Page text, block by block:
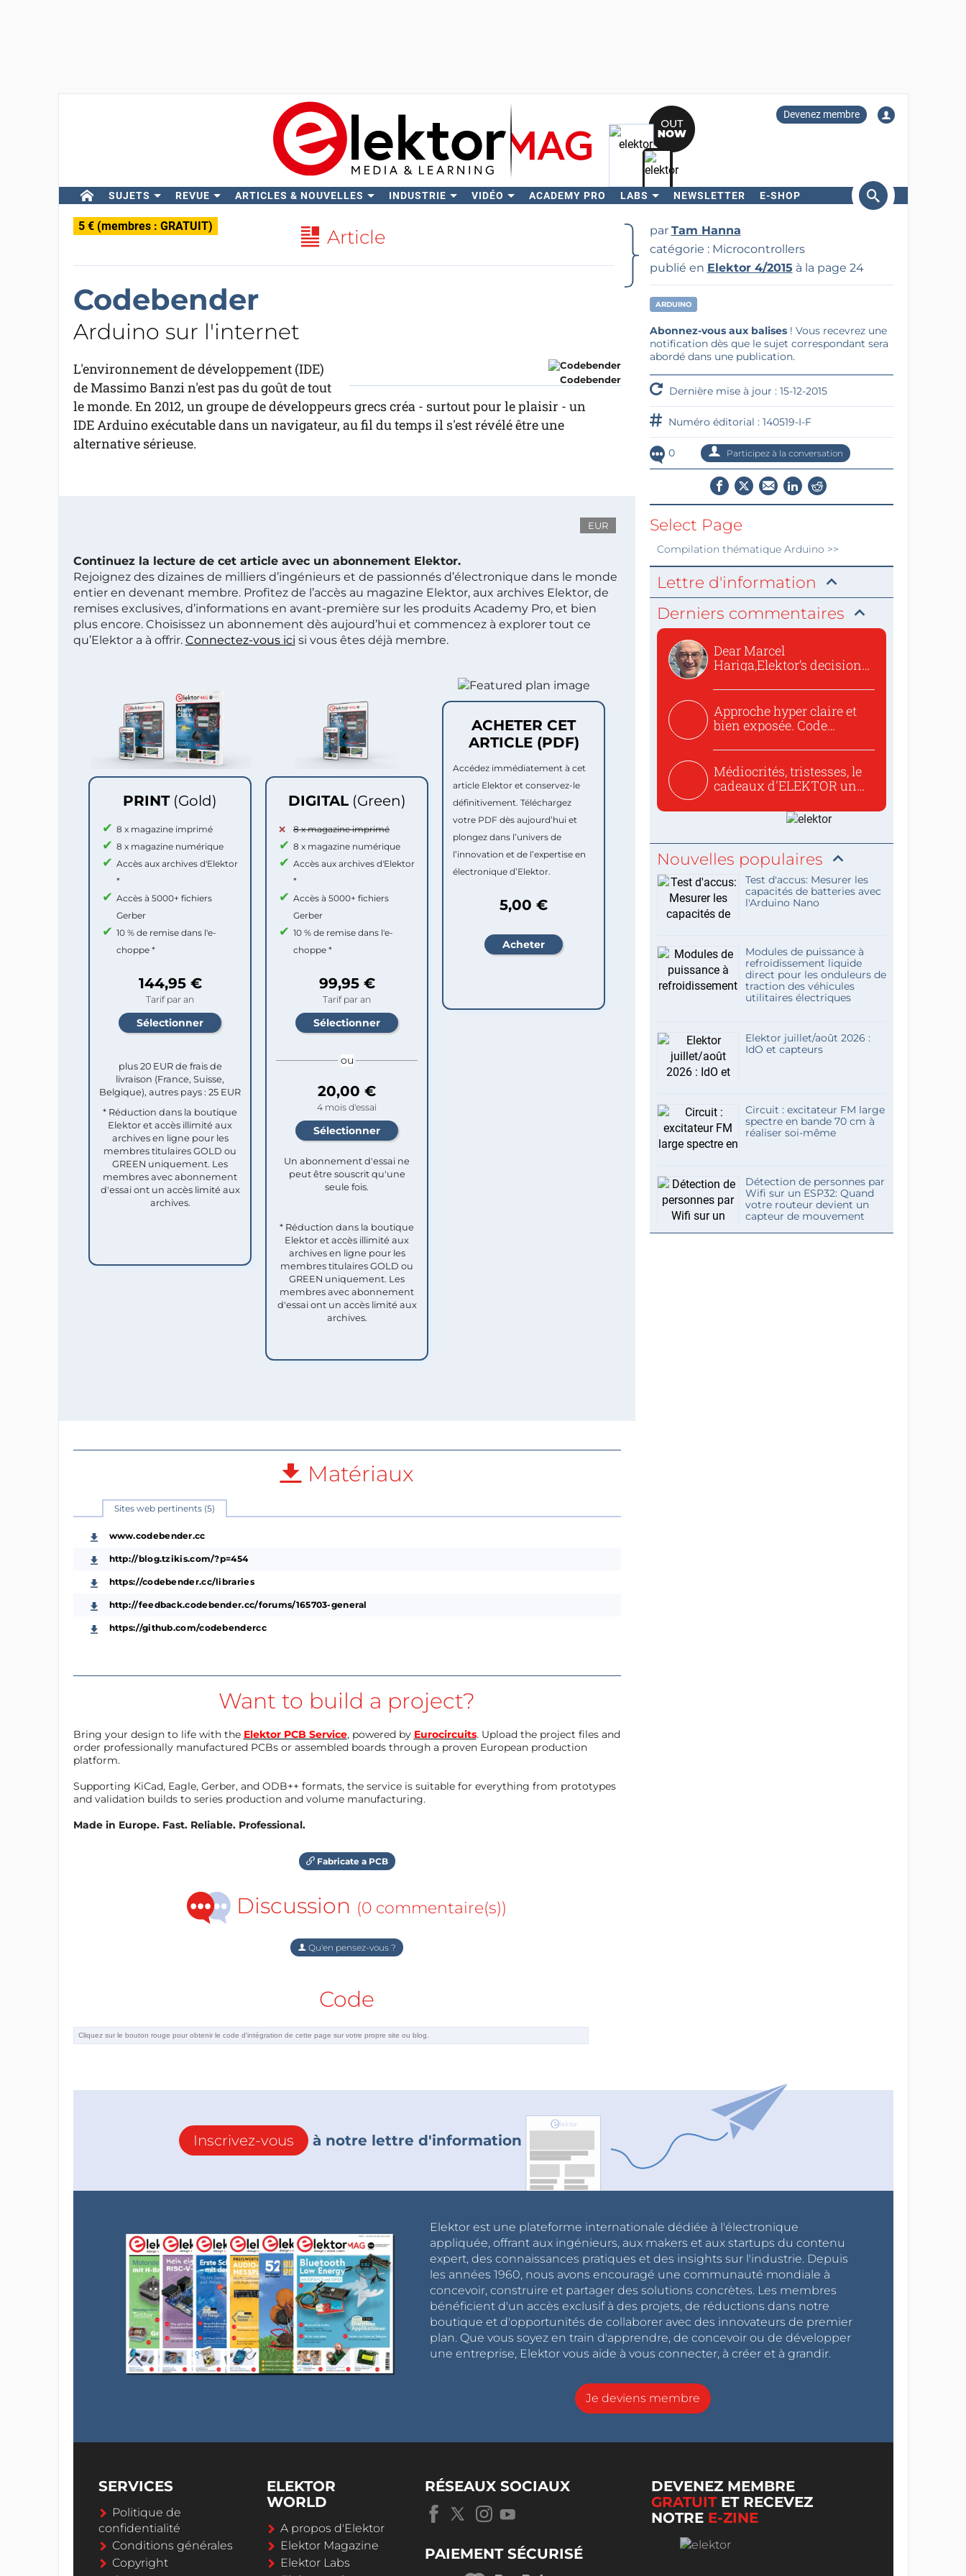
Devenez membre
SUJETS REVUE ARTICLES & NOUVELLES INDUSTRIE VIDÉO ACADEMY PRO LABS NEWSLETTER E-SHOP
Rechercher
5 € (membres : GRATUIT) Article
Codebender
Arduino sur l'internet
Codebender
L'environnement de développement (IDE)
de Massimo Banzi n'est pas du goût de tout
le monde. En 2012, un groupe de développeurs grecs créa - surtout pour le plaisir - un
IDE Arduino exécutable dans un navigateur, au fil du temps il s'est révélé être une
alternative sérieuse.
EUR
Continuez la lecture de cet article avec un abonnement Elektor.
Rejoignez des dizaines de milliers d’ingénieurs et de passionnés d’électronique dans le monde
entier en devenant membre. Profitez de l’accès au magazine Elektor, aux archives Elektor, de
remises exclusives, d’informations en avant-première sur les produits Academy Pro, et bien
plus encore. Choisissez un abonnement dès aujourd’hui et commencez à explorer tout ce
qu’Elektor a à offrir. Connectez-vous ici si vous êtes déjà membre.
PRINT (Gold)
8 x magazine imprimé
8 x magazine numérique
Accès aux archives d'Elektor
*
Accès à 5000+ fichiers
Gerber
10 % de remise dans l'e-
choppe *
144,95 €
Tarif par an
plus 20 EUR de frais de
livraison (France, Suisse,
Belgique), autres pays : 25 EUR
* Réduction dans la boutique
Elektor et accès illimité aux
archives en ligne pour les
membres titulaires GOLD ou
GREEN uniquement. Les
membres avec abonnement
d'essai ont un accès limité aux
archives.
DIGITAL (Green)
8 x magazine imprimé
8 x magazine numérique
Accès aux archives d'Elektor
*
Accès à 5000+ fichiers
Gerber
10 % de remise dans l'e-
choppe *
99,95 €
Tarif par an
ou
20,00 €
4 mois d'essai
Un abonnement d'essai ne
peut être souscrit qu'une
seule fois.​
* Réduction dans la boutique
Elektor et accès illimité aux
archives en ligne pour les
membres titulaires GOLD ou
GREEN uniquement. Les
membres avec abonnement
d'essai ont un accès limité aux
archives.
ACHETER CET
ARTICLE (PDF)
Accédez immédiatement à cet
article Elektor et conservez-le
définitivement. Téléchargez
votre PDF dès aujourd’hui et
plongez dans l’univers de
l’innovation et de l’expertise en
électronique d’Elektor.
5,00 €
Matériaux
Sites web pertinents (5)
www.codebender.cc
http://blog.tzikis.com/?p=454
https://codebender.cc/libraries
http://feedback.codebender.cc/forums/165703-general
https://github.com/codebendercc
Want to build a project?
Bring your design to life with the Elektor PCB Service, powered by Eurocircuits. Upload the project files and
order professionally manufactured PCBs or assembled boards through a proven European production
platform.
Supporting KiCad, Eagle, Gerber, and ODB++ formats, the service is suitable for everything from prototypes
and validation builds to series production and volume manufacturing.
Made in Europe. Fast. Reliable. Professional.
Fabricate a PCB
Discussion (0 commentaire(s))
Qu'en pensez-vous ?
Code
par Tam Hanna
catégorie : Microcontrollers
publié en Elektor 4/2015 à la page 24
ARDUINO
Abonnez-vous aux balises! Vous recevrez une
notification dès que le sujet correspondant sera
abordé dans une publication.
Dernière mise à jour : 15-12-2015
Numéro éditorial : 140519-I-F
0 Participez à la conversation
Select Page
Compilation thématique Arduino >>
Lettre d'information
Derniers commentaires
Dear Marcel
Hariga,Elektor’s decision
Approche hyper claire et
bien exposée. Code
Médiocrités, tristesses, le
cadeaux d'ELEKTOR un
Nouvelles populaires
Test d'accus: Mesurer les
capacités de batteries avec
l'Arduino Nano
Modules de puissance à
refroidissement liquide
direct pour les onduleurs de
traction des véhicules
utilitaires électriques
Elektor juillet/août 2026 :
IdO et capteurs
Circuit : excitateur FM large
spectre en bande 70 cm à
réaliser soi-même
Détection de personnes par
Wifi sur un ESP32: Quand
votre routeur devient un
capteur de mouvement
Inscrivez-vous à notre lettre d'information
Elektor est une plateforme internationale dédiée à l'électronique
appliquée, offrant aux ingénieurs, aux makers et aux startups du contenu
expert, des connaissances pratiques et des insights sur l'industrie. Depuis
les années 1960, nous avons encouragé une communauté mondiale à
concevoir, construire et partager des solutions concrètes. Les membres
bénéficient d'un accès exclusif à des projets, de réductions dans notre
boutique et d'opportunités de collaborer avec des innovateurs de premier
plan. Que vous soyez en train d'apprendre, de concevoir ou de développer
une entreprise, Elektor vous aide à vous connecter, à créer et à grandir.
Je deviens membre
SERVICES
Politique de
confidentialité
Conditions générales
Copyright
ELEKTOR
WORLD
A propos d'Elektor
Elektor Magazine
Elektor Labs
RÉSEAUX SOCIAUX
PAIEMENT SÉCURISÉ
DEVENEZ MEMBRE
GRATUITET RECEVEZ
NOTRE E-ZINE